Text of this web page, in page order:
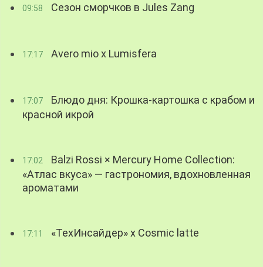
09:58 Сезон сморчков в Jules Zang
17:17 Avero mio x Lumisfera
17:07
Блюдо дня: Крошка-картошка с крабом и
красной икрой
17:02
Balzi Rossi × Mercury Home Collection:
«Атлас вкуса» — гастрономия, вдохновленная
ароматами
17:11 «ТехИнсайдер» х Cosmic latte